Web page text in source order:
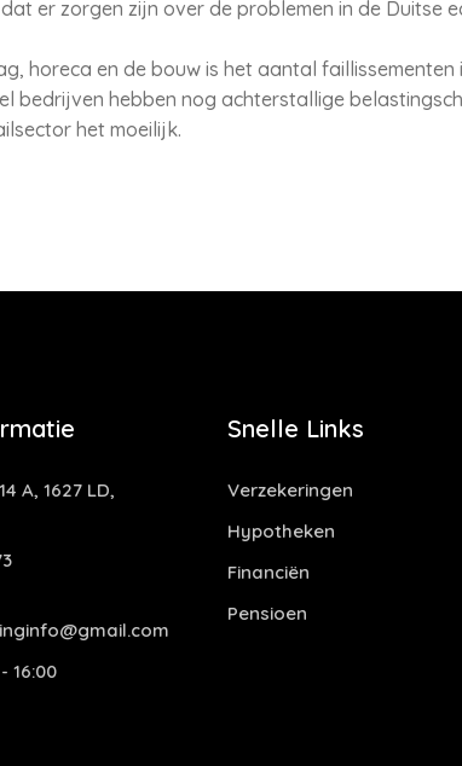
er zorgen zijn over de problemen in de Duitse
horeca en de bouw is het aantal
bedrijven hebben nog achterstallige
het moeilijk.
A, 1627 LD,
16:00
Snelle Links
Verzekeringen
Hypotheken
Financiën
Pensioen